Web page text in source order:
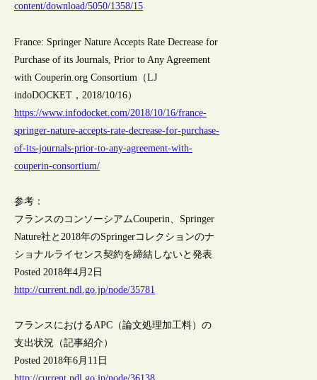
content/download/5050/1358/15
France: Springer Nature Accepts Rate Decrease for
Purchase of its Journals, Prior to Any Agreement
with Couperin.org Consortium（LJ
indoDOCKET，2018/10/16）
https://www.infodocket.com/2018/10/16/france-
springer-nature-accepts-rate-decrease-for-purchase-
of-its-journals-prior-to-any-agreement-with-
couperin-consortium/
参考：
フランスのコンソーシアムCouperin、Springer
Nature社と2018年のSpringerコレクションのナ
ショナルライセンス契約を締結しないと発表
Posted 2018年4月2日
http://current.ndl.go.jp/node/35781
フランスにおけるAPC（論文処理加工料）の
支出状況（記事紹介）
Posted 2018年6月11日